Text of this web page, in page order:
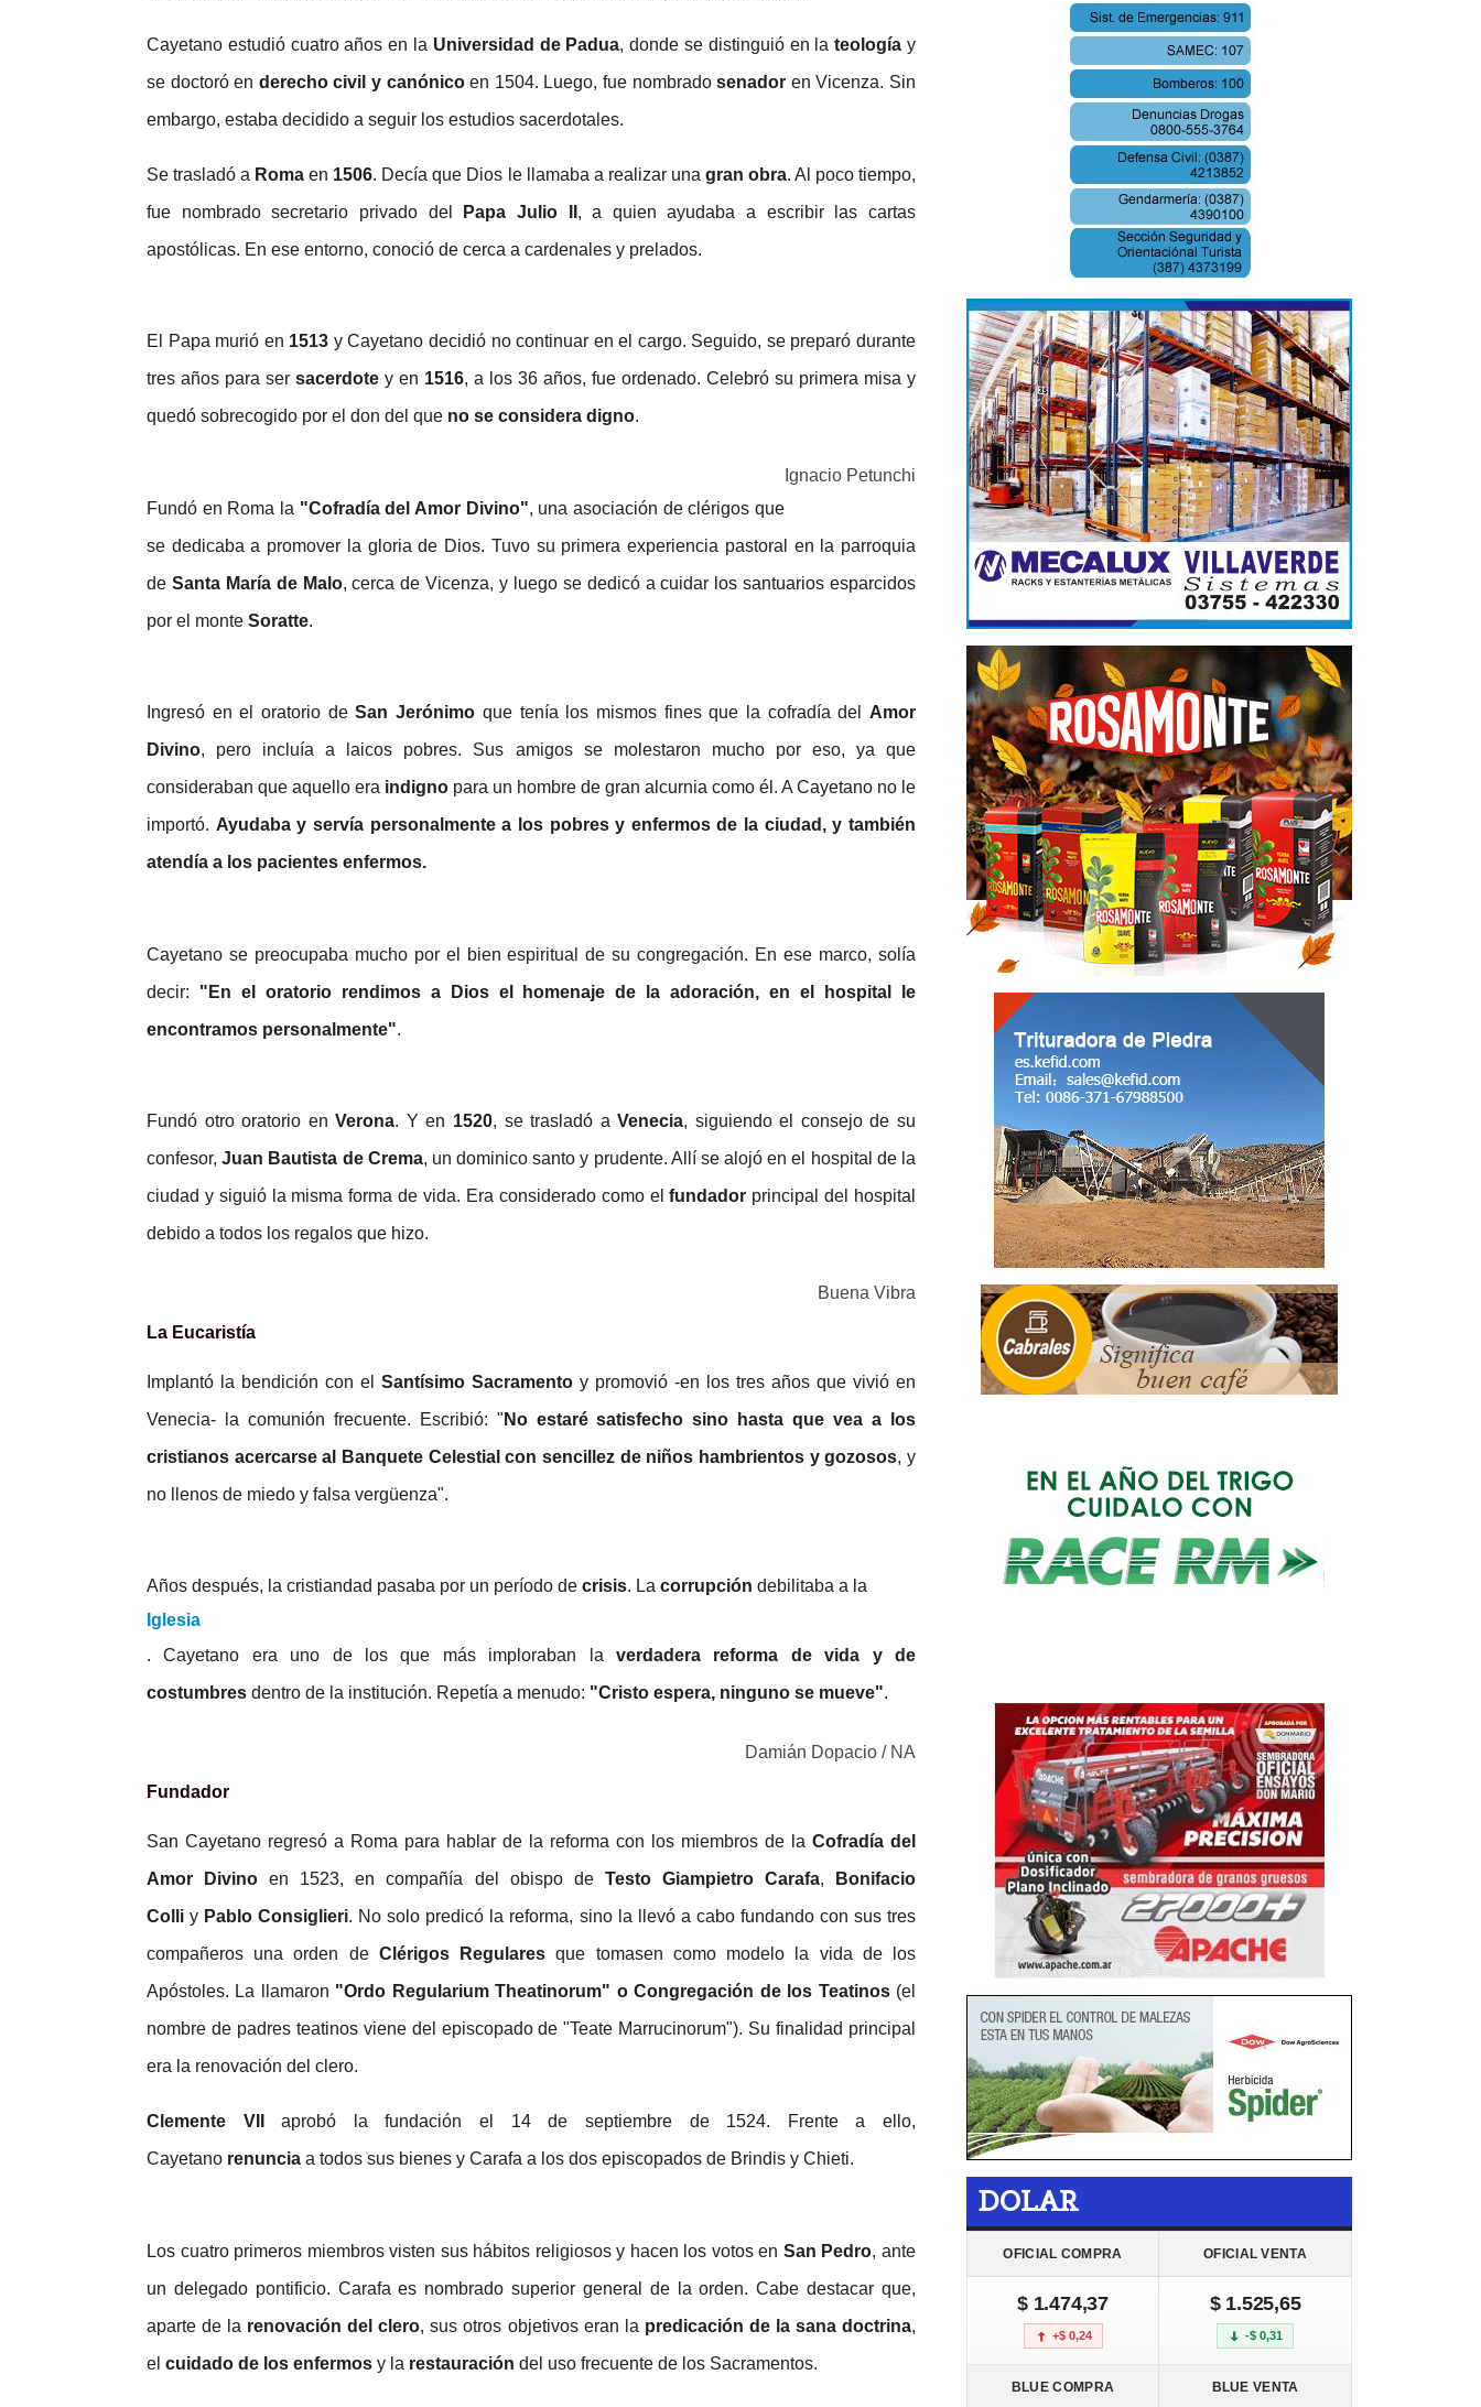
Cayetano estudió cuatro años en la Universidad de Padua, donde se distinguió en lateologíay
se doctoró en derecho civil y canónicoen 1504. Luego, fue nombradosenador en Vicenza. Sin
embargo, estaba decidido a seguir los estudios sacerdotales.
Se trasladó a Romaen 1506. Decía que Dios le llamaba a realizar una gran obra. Al poco tiempo,
fue nombrado secretario privado del
Papa Julio II , a quien ayudaba a escribir las cartas
apostólicas. En ese entorno, conoció de cerca a cardenales y prelados.
El Papa murió en 1513 y Cayetano decidió no continuar en el cargo. Seguido, se preparó durante
tres años para ser sacerdote y en 1516, a los 36 años, fue ordenado. Celebró su primera misa y
quedó sobrecogido por el don del que no se considera digno.
Ignacio Petunchi
Fundó en Roma la "Cofradía del Amor Divino", una asociación de clérigos que
se dedicaba a promover la gloria de Dios. Tuvo su primera experiencia pastoral en la parroquia
de Santa María de Malo, cerca de Vicenza, y luego se dedicó a cuidar los santuarios esparcidos
por el monte Soratte.
Ingresó en el oratorio deSan Jerónimo que tenía los mismos fines que la cofradía del Amor
Divino, pero incluía a laicos pobres. Sus amigos se molestaron mucho por eso, ya que
consideraban que aquello era indigno para un hombre de gran alcurnia como él. A Cayetano no le
importó. Ayudaba y servía personalmente a los pobres y enfermos de la ciudad, y también
atendía a los pacientes enfermos.
Cayetano se preocupaba mucho por el bien espiritual de su congregación. En ese marco, solía
decir: "En el oratorio rendimos a Dios el homenaje de la adoración, en el hospital le
encontramos personalmente".
Fundó otro oratorio enVerona. Y en 1520, se trasladó aVenecia, siguiendo el consejo de su
confesor,Juan Bautista de Crema, un dominico santo y prudente. Allí se alojó en el hospital de la
ciudad y siguió la misma forma de vida. Era considerado como elfundador principal del hospital
debido a todos los regalos que hizo.
Buena Vibra
La Eucaristía
Implantó la bendición con el Santísimo Sacramento y promovió -en los tres años que vivió en
Venecia- la comunión frecuente. Escribió: " No estaré satisfecho sino hasta que vea a los
cristianos acercarse al Banquete Celestial con sencillez de niños hambrientos y gozosos, y
no llenos de miedo y falsa vergüenza".
Años después, la cristiandad pasaba por un período de crisis. La corrupción debilitaba a la
Iglesia
. Cayetano era uno de los que más imploraban la verdadera reforma de vida y de
costumbres dentro de la institución. Repetía a menudo: "Cristo espera, ninguno se mueve".
Damián Dopacio / NA
Fundador
San Cayetano regresó a Roma para hablar de la reforma con los miembros de la Cofradía del
Amor Divino en 1523, en compañía del obispo de Testo Giampietro Carafa,
Bonifacio
Colliy Pablo Consiglieri. No solo predicó la reforma, sino la llevó a cabo fundando con sus tres
compañeros una orden de Clérigos Regulares que tomasen como modelo la vida de los
Apóstoles. La llamaron "Ordo Regularium Theatinorum" o Congregación de los Teatinos (el
nombre de padres teatinos viene del episcopado de "Teate Marrucinorum"). Su finalidad principal
era la renovación del clero.
Clemente VII
aprobó la fundación el 14 de septiembre de 1524. Frente a ello,
Cayetano renuncia a todos sus bienes y Carafa a los dos episcopados de Brindis y Chieti.
Los cuatro primeros miembros visten sus hábitos religiosos y hacen los votos en San Pedro, ante
un delegado pontificio. Carafa es nombrado superior general de la orden. Cabe destacar que,
aparte de la renovación del clero, sus otros objetivos eran la predicación de la sana doctrina,
el cuidado de los enfermos y la restauración del uso frecuente de los Sacramentos.
DOLAR
OFICIAL COMPRA OFICIAL VENTA
$ 1.474,37
+$ 0,24
$ 1.525,65
-$ 0,31
BLUE COMPRA BLUE VENTA